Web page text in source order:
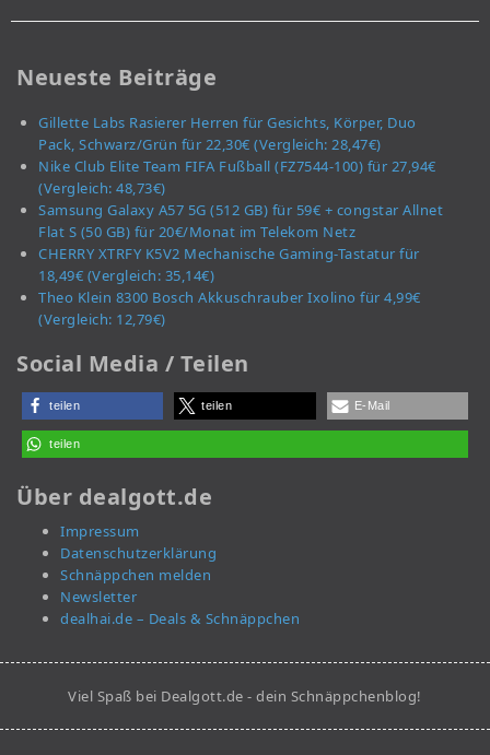
Neueste Beiträge
Gillette Labs Rasierer Herren für Gesichts, Körper, Duo
Pack, Schwarz/Grün für 22,30€ (Vergleich: 28,47€)
Nike Club Elite Team FIFA Fußball (FZ7544-100) für 27,94€
(Vergleich: 48,73€)
Samsung Galaxy A57 5G (512 GB) für 59€ + congstar Allnet
Flat S (50 GB) für 20€/Monat im Telekom Netz
CHERRY XTRFY K5V2 Mechanische Gaming-Tastatur für
18,49€ (Vergleich: 35,14€)
Theo Klein 8300 Bosch Akkuschrauber Ixolino für 4,99€
(Vergleich: 12,79€)
Social Media / Teilen
teilen teilen E-Mail
teilen
Über dealgott.de
Impressum
Datenschutzerklärung
Schnäppchen melden
Newsletter
dealhai.de – Deals & Schnäppchen
Viel Spaß bei Dealgott.de - dein Schnäppchenblog!